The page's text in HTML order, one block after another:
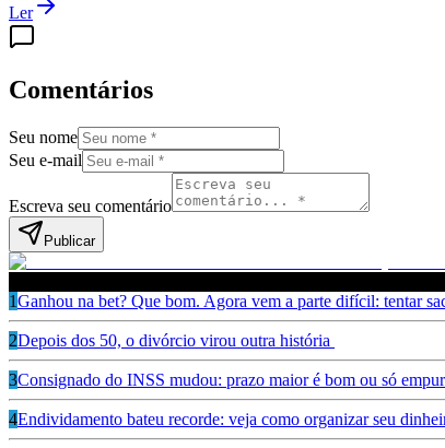
Ler
Comentários
Seu nome
Seu e-mail
Escreva seu comentário
Publicar
1Ganhou na bet? Que bom. Agora vem a parte difícil: tentar
2Depois dos 50, o divórcio virou outra história
3Consignado do INSS mudou: prazo maior é bom ou só
4Endividamento bateu recorde: veja como organizar seu